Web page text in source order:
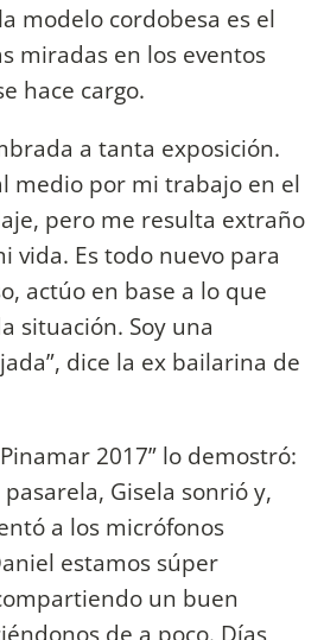
modelo cordobesa es el
miradas en los eventos
hace cargo.
a tanta exposición.
medio por mi trabajo en el
pero me resulta extraño
vida. Es todo nuevo para
actúo en base a lo que
situación. Soy una
dice la ex bailarina de
2017” lo demostró:
Gisela sonrió y,
a los micrófonos
estamos súper
un buen
de a poco. Días